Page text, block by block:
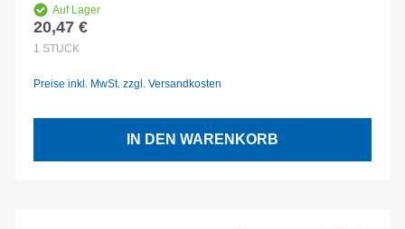
Auf Lager
Regulärer Preis:
20,47 €
1 STÜCK
Preise inkl. MwSt. zzgl. Versandkosten
IN DEN WARENKORB